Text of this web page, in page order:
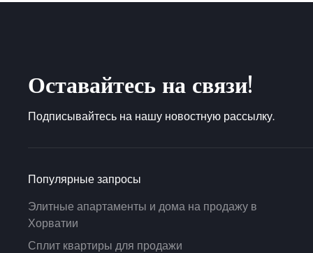
Оставайтесь на связи!
Подписывайтесь на нашу новостную рассылку.
Популярные запросы
Элитные апартаменты и дома на продажу в
Хорватии
Сплит квартиры для продажи